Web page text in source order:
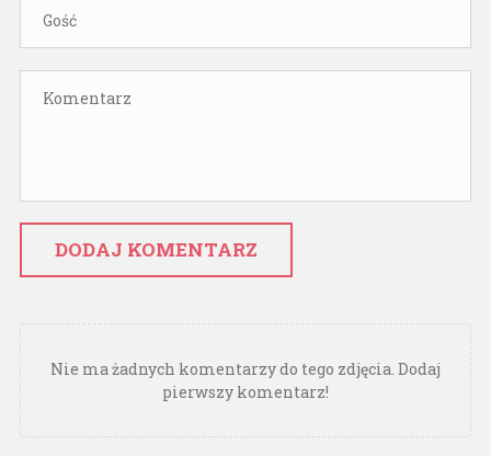
DODAJ KOMENTARZ
Nie ma żadnych komentarzy do tego zdjęcia. Dodaj
pierwszy komentarz!